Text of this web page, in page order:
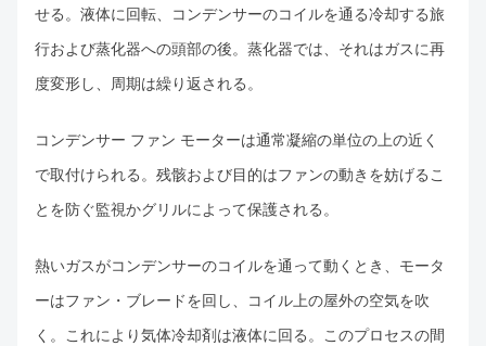
せる。液体に回転、コンデンサーのコイルを通る冷却する旅
行および蒸化器への頭部の後。蒸化器では、それはガスに再
度変形し、周期は繰り返される。
コンデンサー ファン モーターは通常凝縮の単位の上の近く
で取付けられる。残骸および目的はファンの動きを妨げるこ
とを防ぐ監視かグリルによって保護される。
熱いガスがコンデンサーのコイルを通って動くとき、モータ
ーはファン・ブレードを回し、コイル上の屋外の空気を吹
く。これにより気体冷却剤は液体に回る。このプロセスの間